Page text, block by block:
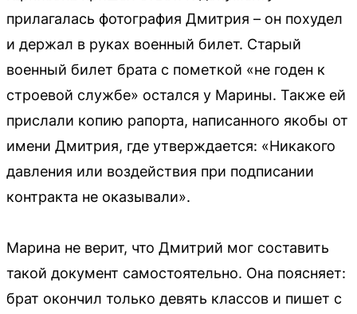
прилагалась фотография Дмитрия – он похудел
и держал в руках военный билет. Старый
военный билет брата с пометкой «не годен к
строевой службе» остался у Марины. Также ей
прислали копию рапорта, написанного якобы от
имени Дмитрия, где утверждается: «Никакого
давления или воздействия при подписании
контракта не оказывали».
Марина не верит, что Дмитрий мог составить
такой документ самостоятельно. Она поясняет:
брат окончил только девять классов и пишет с